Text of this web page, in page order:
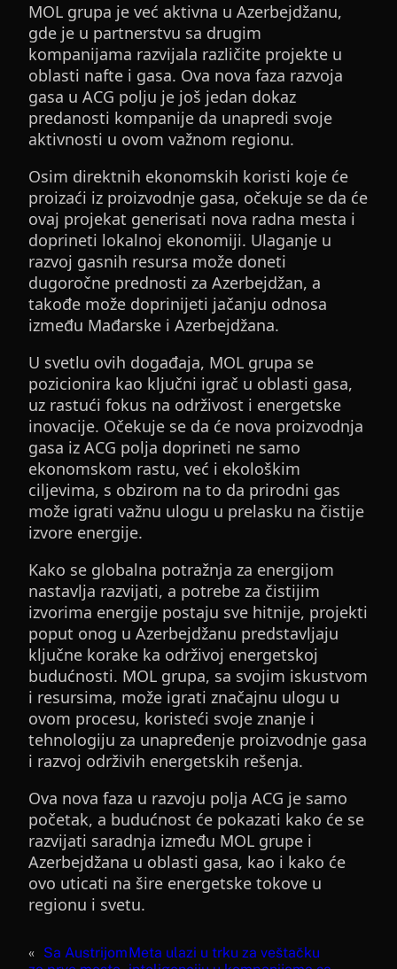
MOL grupa je već aktivna u Azerbejdžanu,
gde je u partnerstvu sa drugim
kompanijama razvijala različite projekte u
oblasti nafte i gasa. Ova nova faza razvoja
gasa u ACG polju je još jedan dokaz
predanosti kompanije da unapredi svoje
aktivnosti u ovom važnom regionu.
Osim direktnih ekonomskih koristi koje će
proizaći iz proizvodnje gasa, očekuje se da će
ovaj projekat generisati nova radna mesta i
doprineti lokalnoj ekonomiji. Ulaganje u
razvoj gasnih resursa može doneti
dugoročne prednosti za Azerbejdžan, a
takođe može doprinijeti jačanju odnosa
između Mađarske i Azerbejdžana.
U svetlu ovih događaja, MOL grupa se
pozicionira kao ključni igrač u oblasti gasa,
uz rastući fokus na održivost i energetske
inovacije. Očekuje se da će nova proizvodnja
gasa iz ACG polja doprineti ne samo
ekonomskom rastu, već i ekološkim
ciljevima, s obzirom na to da prirodni gas
može igrati važnu ulogu u prelasku na čistije
izvore energije.
Kako se globalna potražnja za energijom
nastavlja razvijati, a potrebe za čistijim
izvorima energije postaju sve hitnije, projekti
poput onog u Azerbejdžanu predstavljaju
ključne korake ka održivoj energetskoj
budućnosti. MOL grupa, sa svojim iskustvom
i resursima, može igrati značajnu ulogu u
ovom procesu, koristeći svoje znanje i
tehnologiju za unapređenje proizvodnje gasa
i razvoj održivih energetskih rešenja.
Ova nova faza u razvoju polja ACG je samo
početak, a budućnost će pokazati kako će se
razvijati saradnja između MOL grupe i
Azerbejdžana u oblasti gasa, kao i kako će
ovo uticati na šire energetske tokove u
regionu i svetu.
« Sa AustrijomMeta ulazi u trku za veštačku